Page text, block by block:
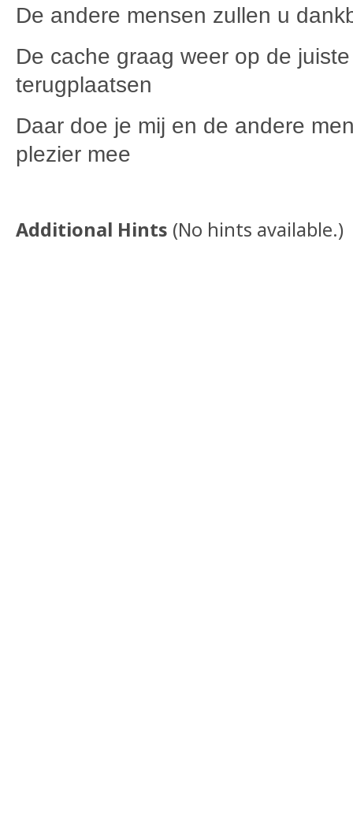
De andere mensen zullen u
De cache graag weer op de
terugplaatsen
Daar doe je mij en de andere
plezier mee
Additional Hints (No hints available.)